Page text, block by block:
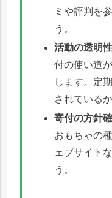
ミや評判を
う。
活動の透明性
付の使い道
します。定
されている
寄付の方針
おもちゃの
ェブサイト
う。